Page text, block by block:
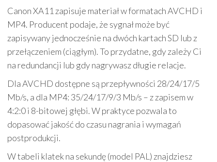
Canon XA11 zapisuje materiał w formatach AVCHD i
MP4. Producent podaje, że sygnał może być
zapisywany jednocześnie na dwóch kartach SD lub z
przełączeniem (ciągłym). To przydatne, gdy zależy Ci
na redundancji lub gdy nagrywasz długie relacje.
Dla AVCHD dostępne są przepływności 28/24/17/5
Mb/s, a dla MP4: 35/24/17/9/3 Mb/s – z zapisem w
4:2:0 i 8-bitowej głębi. W praktyce pozwala to
dopasować jakość do czasu nagrania i wymagań
postprodukcji.
W tabeli klatek na sekundę (model PAL) znajdziesz